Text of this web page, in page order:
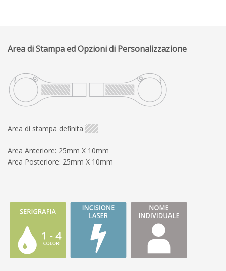
Area di Stampa ed Opzioni di Personalizzazione
Area di stampa definita
Area Anteriore: 25mm X 10mm
Area Posteriore: 25mm X 10mm